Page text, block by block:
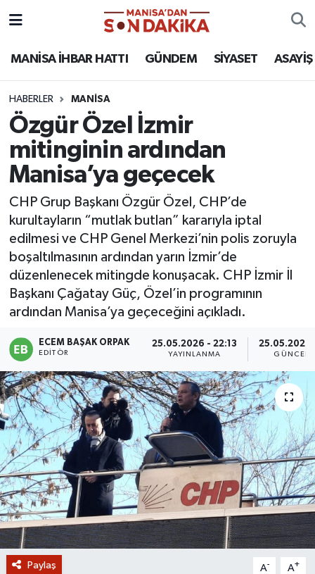
MANİSA İHBAR HATTI GÜNDEM SİYASET ASAYİŞ
HABERLER MANİSA
Özgür Özel İzmir
mitinginin ardından
Manisa’ya geçecek
CHP Grup Başkanı Özgür Özel, CHP’de
kurultayların “mutlak butlan” kararıyla iptal
edilmesi ve CHP Genel Merkezi’nin polis zoruyla
boşaltılmasının ardından yarın İzmir’de
düzenlenecek mitingde konuşacak. CHP İzmir İl
Başkanı Çağatay Güç, Özel’in programının
ardından Manisa’ya geçeceğini açıkladı.
ECEM BAŞAK ORPAK
EDITÖR
25.05.2026 - 22:13
YAYINLANMA
25.05.2026
Paylaş A- A+
ASAYİŞ
KÜLTÜR-SANAT
MAGAZİN
MANİSA'DA TRAFİK
SİYASET
SPOR
YAŞAM
GİZLİLİK SÖZLEŞMESİ
İLETİŞİM
Hava Durumu
Puan Durumu ve Fikstür
Tüm Manşetler
Son Dakika Haberleri
Haber Arşivi